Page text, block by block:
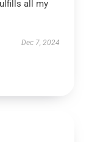
all my
Dec 7, 2024